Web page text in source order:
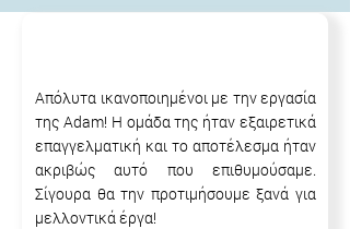
Απόλυτα ικανοποιημένοι με την εργασία
της Adam! Η ομάδα της ήταν εξαιρετικά
επαγγελματική και το αποτέλεσμα ήταν
ακριβώς αυτό που επιθυμούσαμε.
Σίγουρα θα την προτιμήσουμε ξανά για
μελλοντικά έργα!